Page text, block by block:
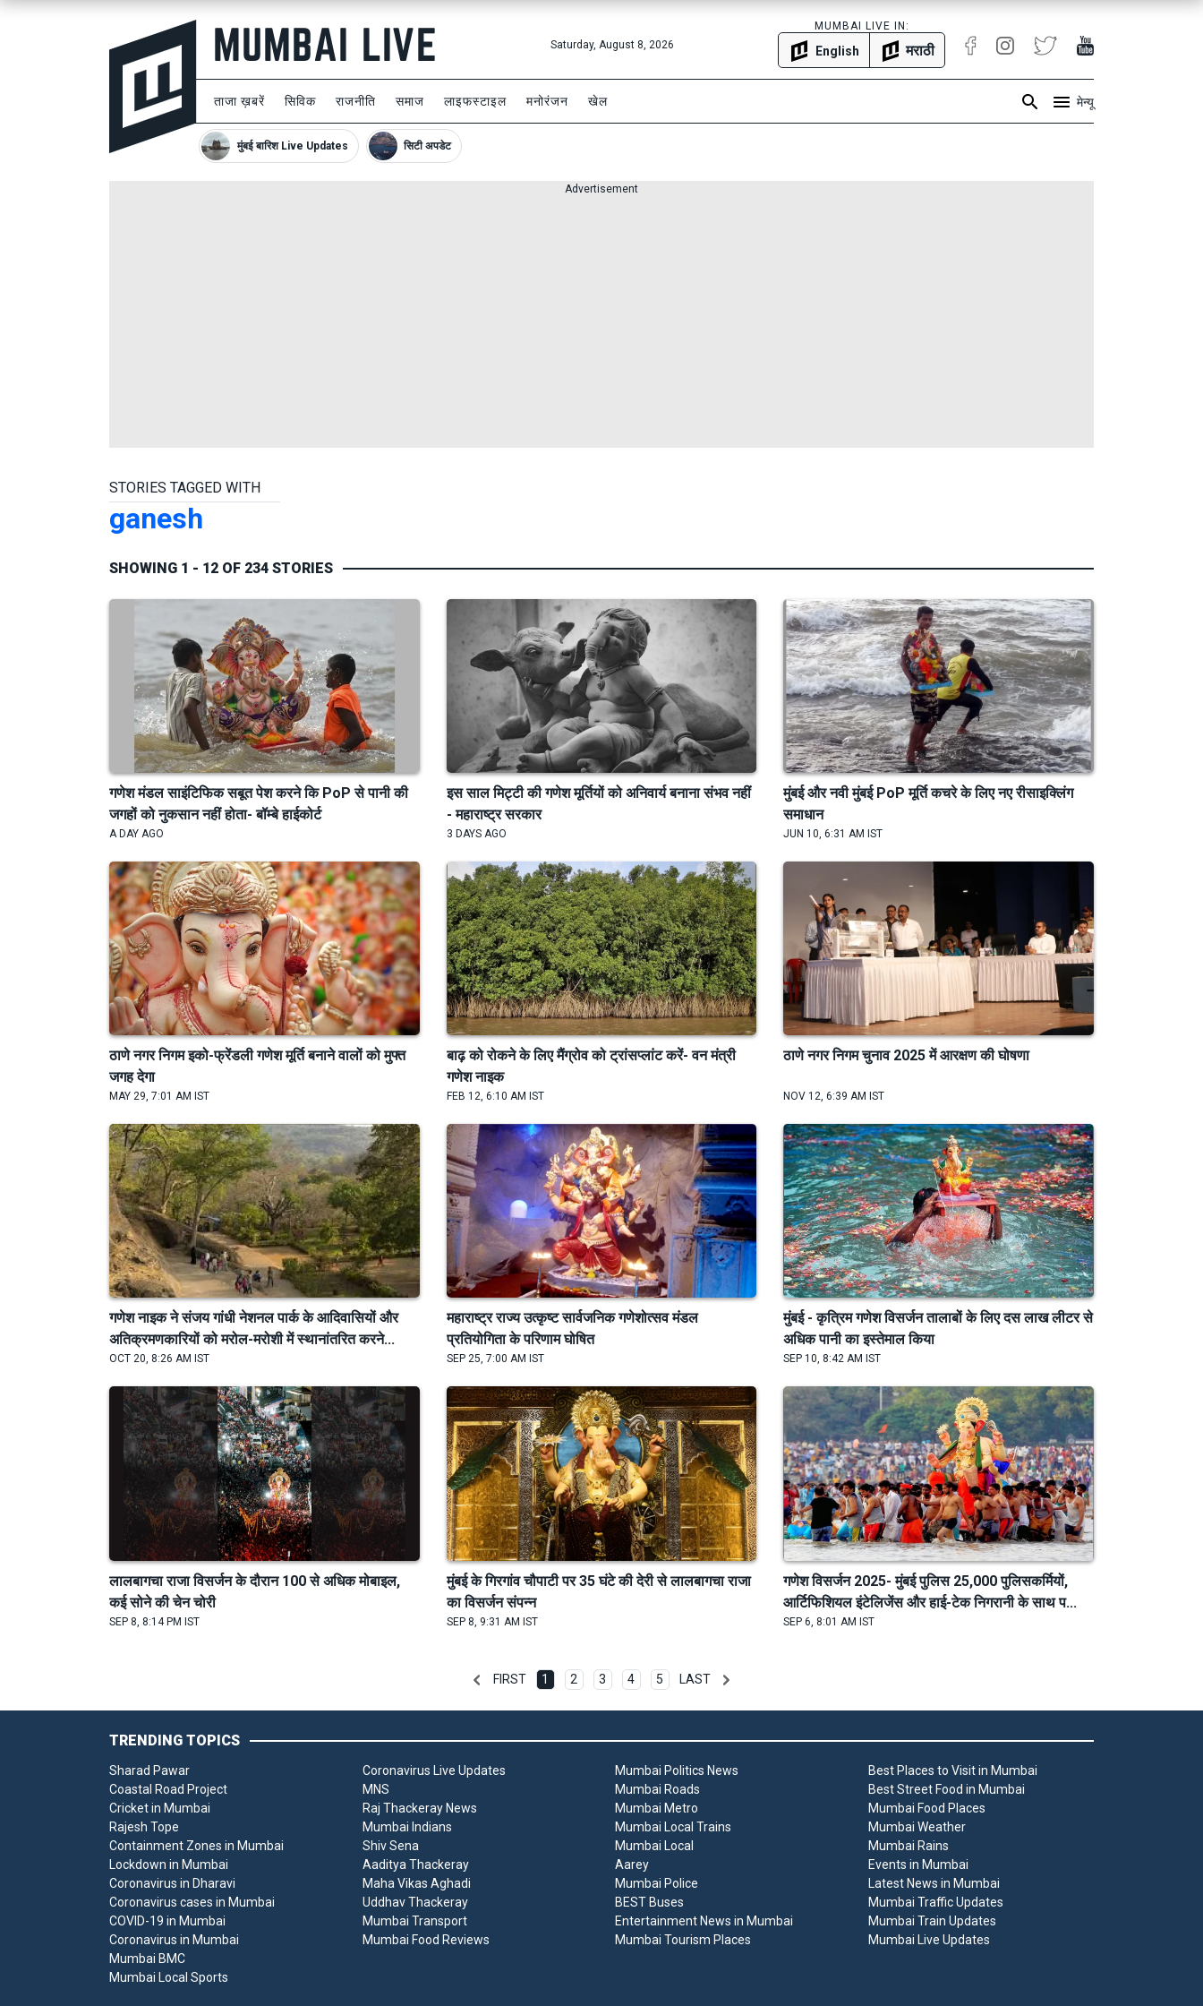
Saturday, August 8, 2026
MUMBAI LIVE IN:
English मराठी
ताजा ख़बरें सिविक राजनीति समाज लाइफस्टाइल मनोरंजन खेल मेन्यू
मुंबई बारिश Live Updates सिटी अपडेट
Advertisement
STORIES TAGGED WITH
ganesh
SHOWING 1 - 12 OF 234 STORIES
गणेश मंडल साइंटिफिक सबूत पेश करने कि PoP से पानी की
जगहों को नुकसान नहीं होता- बॉम्बे हाईकोर्ट
A DAY AGO
इस साल मिट्टी की गणेश मूर्तियों को अनिवार्य बनाना संभव नहीं
- महाराष्ट्र सरकार
3 DAYS AGO
मुंबई और नवी मुंबई PoP मूर्ति कचरे के लिए नए रीसाइक्लिंग
समाधान
JUN 10, 6:31 AM IST
ठाणे नगर निगम इको-फ्रेंडली गणेश मूर्ति बनाने वालों को मुफ्त
जगह देगा
MAY 29, 7:01 AM IST
बाढ़ को रोकने के लिए मैंग्रोव को ट्रांसप्लांट करें- वन मंत्री
गणेश नाइक
FEB 12, 6:10 AM IST
ठाणे नगर निगम चुनाव 2025 में आरक्षण की घोषणा
NOV 12, 6:39 AM IST
गणेश नाइक ने संजय गांधी नेशनल पार्क के आदिवासियों और
अतिक्रमणकारियों को मरोल-मरोशी में स्थानांतरित करने...
OCT 20, 8:26 AM IST
महाराष्ट्र राज्य उत्कृष्ट सार्वजनिक गणेशोत्सव मंडल
प्रतियोगिता के परिणाम घोषित
SEP 25, 7:00 AM IST
मुंबई - कृत्रिम गणेश विसर्जन तालाबों के लिए दस लाख लीटर से
अधिक पानी का इस्तेमाल किया
SEP 10, 8:42 AM IST
लालबागचा राजा विसर्जन के दौरान 100 से अधिक मोबाइल,
कई सोने की चेन चोरी
SEP 8, 8:14 PM IST
मुंबई के गिरगांव चौपाटी पर 35 घंटे की देरी से लालबागचा राजा
का विसर्जन संपन्न
SEP 8, 9:31 AM IST
गणेश विसर्जन 2025- मुंबई पुलिस 25,000 पुलिसकर्मियों,
आर्टिफिशियल इंटेलिजेंस और हाई-टेक निगरानी के साथ प...
SEP 6, 8:01 AM IST
FIRST 1 2 3 4 5 LAST
TRENDING TOPICS
Sharad Pawar
Coastal Road Project
Cricket in Mumbai
Rajesh Tope
Containment Zones in Mumbai
Lockdown in Mumbai
Coronavirus in Dharavi
Coronavirus cases in Mumbai
COVID-19 in Mumbai
Coronavirus in Mumbai
Coronavirus Live Updates
MNS
Raj Thackeray News
Mumbai Indians
Shiv Sena
Aaditya Thackeray
Maha Vikas Aghadi
Uddhav Thackeray
Mumbai Transport
Mumbai Food Reviews
Mumbai Politics News
Mumbai Roads
Mumbai Metro
Mumbai Local Trains
Mumbai Local
Aarey
Mumbai Police
BEST Buses
Entertainment News in Mumbai
Mumbai Tourism Places
Best Places to Visit in Mumbai
Best Street Food in Mumbai
Mumbai Food Places
Mumbai Weather
Mumbai Rains
Events in Mumbai
Latest News in Mumbai
Mumbai Traffic Updates
Mumbai Train Updates
Mumbai Live Updates
Mumbai BMC
Mumbai Local Sports